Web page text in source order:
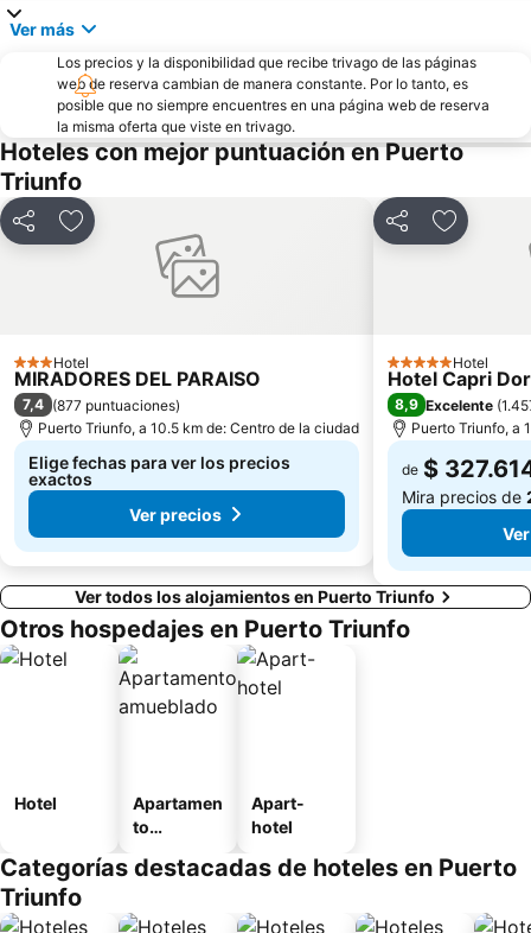
Ver más
Los precios y la disponibilidad que recibe trivago de las páginas
web de reserva cambian de manera constante. Por lo tanto, es
posible que no siempre encuentres en una página web de reserva
la misma oferta que viste en trivago.
Hoteles con mejor puntuación en Puerto
Triunfo
CompartirAgregar a favoritos
3 Estrellas
Hotel
MIRADORES DEL PARAISO
7,4 (877 puntuaciones)
Puerto Triunfo, a 10.5 km de: Centro de la ciudad
Elige fechas para ver los precios
exactos
Ver precios
CompartirAgregar
5 EstrellasHotel
Hotel Capri
8,9 Excelente (
Puerto Triunfo, a
de $
Mira precios de
Ver todos los alojamientos en Puerto Triunfo
Otros hospedajes en Puerto Triunfo
Hotel
Apartamen
to
o
Apart-
hotel
Categorías destacadas de hoteles en Puerto
Triunfo